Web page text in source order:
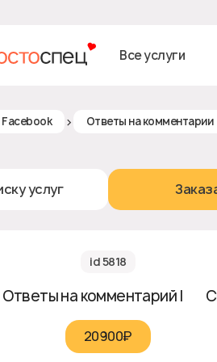
Все услуги
Facebook > Ответы на комментарии
услуг
id 5818
Ответы на комментарий | 🇺🇸
20900₽‎